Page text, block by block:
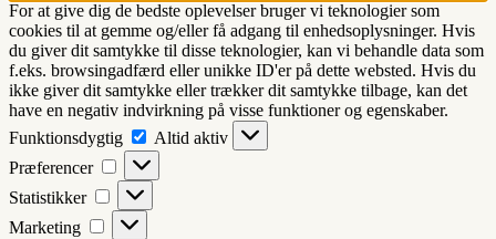
For at give dig de bedste oplevelser bruger vi teknologier som
cookies til at gemme og/eller få adgang til enhedsoplysninger. Hvis
du giver dit samtykke til disse teknologier, kan vi behandle data som
f.eks. browsingadfærd eller unikke ID'er på dette websted. Hvis du
ikke giver dit samtykke eller trækker dit samtykke tilbage, kan det
have en negativ indvirkning på visse funktioner og egenskaber.
Funktionsdygtig
Funktionsdygtig
Altid aktiv
Præferencer
Præferencer
Statistikker Statistikker
Marketing Marketing